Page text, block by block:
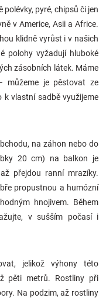
pyré, chipsů či jen
v Americe, Asii a Africe.
klidně vyrůst i v našich
polohy vyžadují hluboké
zásobních látek. Máme
můžeme je pěstovat ze
k vlastní sadbě využijeme
na záhon nebo do
20 cm) na balkon je
přejdou ranní mrazíky.
propustnou a humózní
hnojivem. Během
v sušším počasí i
jelikož výhony této
pěti metrů. Rostliny při
Na podzim, až rostliny